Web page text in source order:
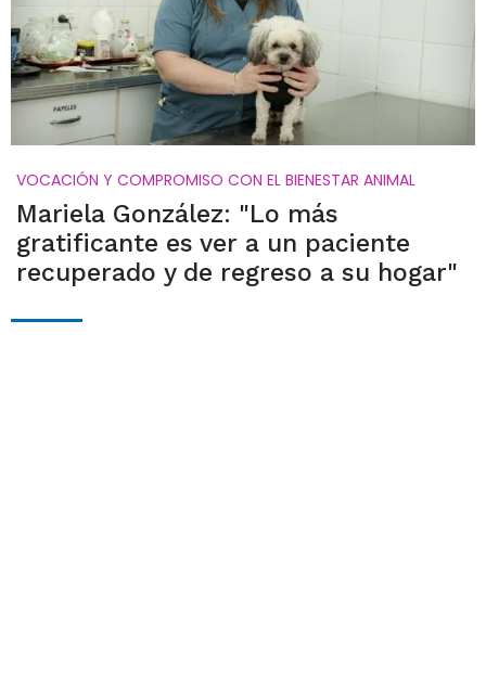
VOCACIÓN Y COMPROMISO CON EL BIENESTAR ANIMAL
Mariela González: "Lo más
gratificante es ver a un paciente
recuperado y de regreso a su hogar"